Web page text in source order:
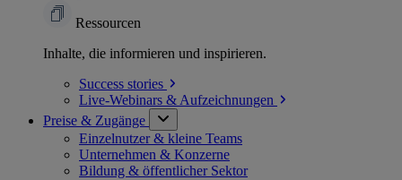
Ressourcen
Inhalte, die informieren und inspirieren.
Success stories
Live-Webinars & Aufzeichnungen
Preise & Zugänge
Einzelnutzer & kleine Teams
Unternehmen & Konzerne
Bildung & öffentlicher Sektor